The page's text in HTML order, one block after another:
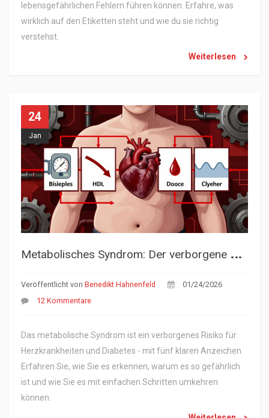
lebensgefährlichen Fehlern führen können. Erfahre, was
wirklich auf den Etiketten steht und wie du sie richtig
verstehst.
Weiterlesen
24
Jan
M
etabolisches Syndrom: Der verborgene Cluster, der Ihr Herz gefährdet
Veröffentlicht von Benedikt Hahnenfeld
01/24/2026
12 Kommentare
Das metabolische Syndrom ist ein verborgenes Risiko für
Herzkrankheiten und Diabetes - mit fünf klaren Anzeichen.
Erfahren Sie, wie Sie es erkennen, warum es so gefährlich
ist und wie Sie es mit einfachen Schritten umkehren
können.